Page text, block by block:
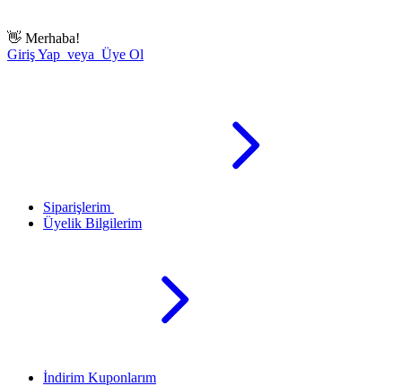
👋 Merhaba!
Giriş Yap veya Üye Ol
Siparişlerim
Üyelik Bilgilerim
İndirim Kuponlarım